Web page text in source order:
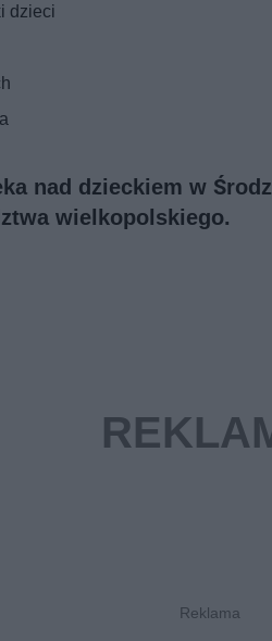
dzieci
nad dzieckiem w
wielkopolskiego.